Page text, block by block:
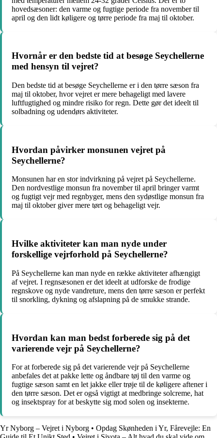
hovedsæsoner: den varme og fugtige periode fra november til
april og den lidt køligere og tørre periode fra maj til oktober.
Hvornår er den bedste tid at besøge Seychellerne
med hensyn til vejret?
Den bedste tid at besøge Seychellerne er i den tørre sæson fra
maj til oktober, hvor vejret er mere behageligt med lavere
luftfugtighed og mindre risiko for regn. Dette gør det ideelt til
solbadning og udendørs aktiviteter.
Hvordan påvirker monsunen vejret på
Seychellerne?
Monsunen har en stor indvirkning på vejret på Seychellerne.
Den nordvestlige monsun fra november til april bringer varmt
og fugtigt vejr med regnbyger, mens den sydøstlige monsun fra
maj til oktober giver mere tørt og behageligt vejr.
Hvilke aktiviteter kan man nyde under
forskellige vejrforhold på Seychellerne?
På Seychellerne kan man nyde en række aktiviteter afhængigt
af vejret. I regnsæsonen er det ideelt at udforske de frodige
regnskove og nyde vandreture, mens den tørre sæson er perfekt
til snorkling, dykning og afslapning på de smukke strande.
Hvordan kan man bedst forberede sig på det
varierende vejr på Seychellerne?
For at forberede sig på det varierende vejr på Seychellerne
anbefales det at pakke lette og åndbare tøj til den varme og
fugtige sæson samt en let jakke eller trøje til de køligere aftener i
den tørre sæson. Det er også vigtigt at medbringe solcreme, hat
og insektspray for at beskytte sig mod solen og insekterne.
Yr Nyborg – Vejret i Nyborg • Opdag Skønheden i Yr, Fårevejle: En